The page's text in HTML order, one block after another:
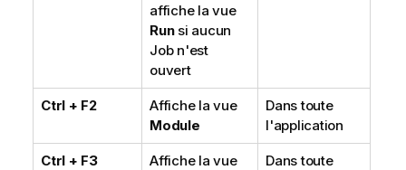
affiche la vue
Runsi aucun
Job n'est
ouvert
Ctrl + F2
Affiche la vue
Module
Dans toute
l'application
Ctrl + F3
Affiche la vue
Dans toute